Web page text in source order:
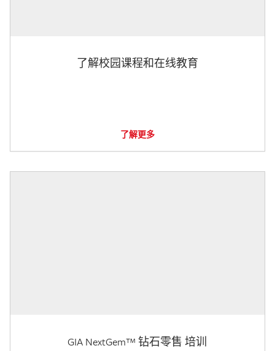
了解校园课程和在线教育
了解更多
GIA NextGem™ 钻石零售 培训